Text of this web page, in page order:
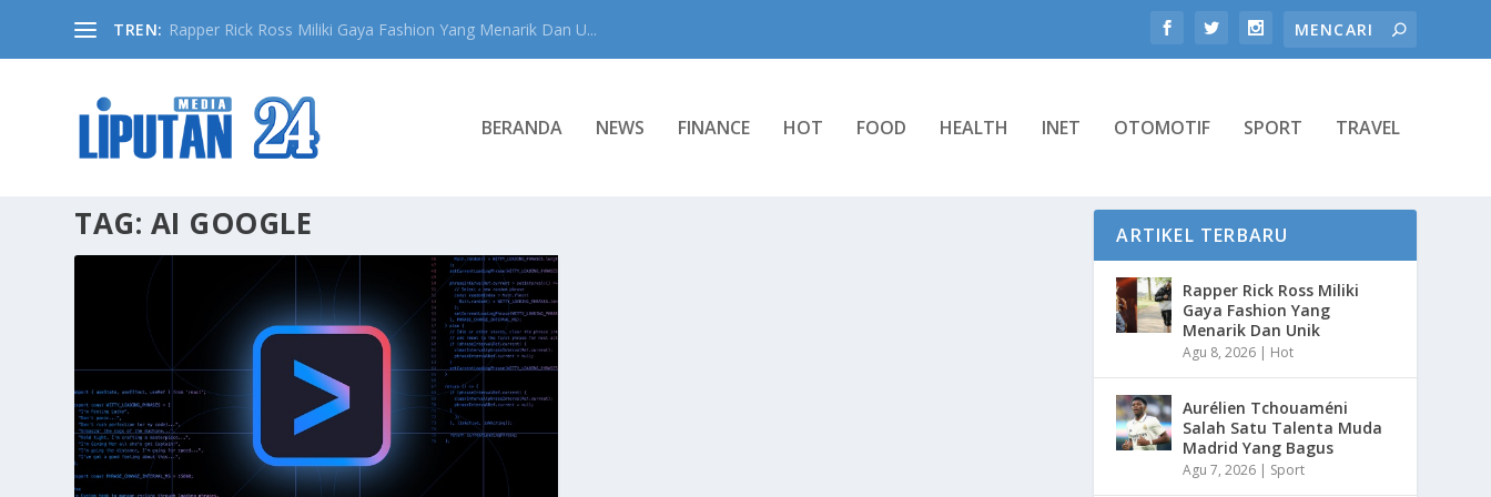
TREN: Rapper Rick Ross Miliki Gaya Fashion Yang Menarik Dan U...
BERANDA NEWS FINANCE HOT FOOD HEALTH INET OTOMOTIF SPORT TRAVEL
TAG: AI GOOGLE ARTIKEL TERBARU
Rapper Rick Ross Miliki
Gaya Fashion Yang
Menarik Dan Unik
Agu 8, 2026 | Hot
Aurélien Tchouaméni
Salah Satu Talenta Muda
Madrid Yang Bagus
Agu 7, 2026 | Sport